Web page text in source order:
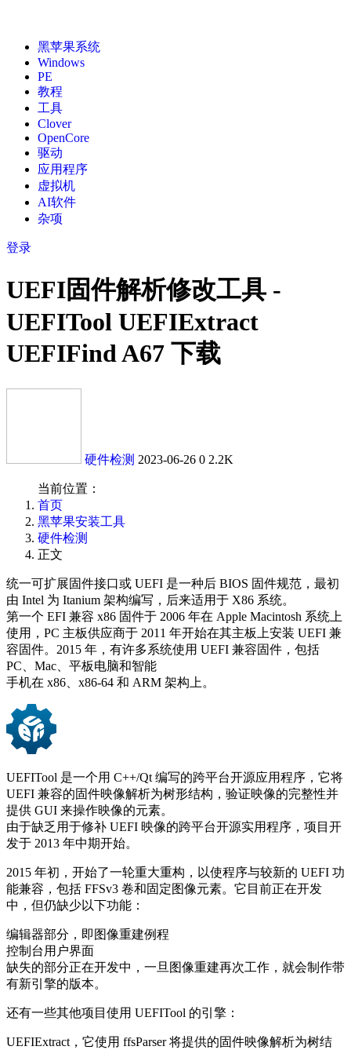
黑苹果系统
Windows
PE
教程
工具
Clover
OpenCore
驱动
应用程序
虚拟机
AI软件
杂项
登录
UEFI固件解析修改工具 -
UEFITool UEFIExtract
UEFIFind A67 下载
硬件检测 2023-06-26 0 2.2K
当前位置：
首页
黑苹果安装工具
硬件检测
正文
统一可扩展固件接口或 UEFI 是一种后 BIOS 固件规范，最初
由 Intel 为 Itanium 架构编写，后来适用于 X86 系统。
第一个 EFI 兼容 x86 固件于 2006 年在 Apple Macintosh 系统上
使用，PC 主板供应商于 2011 年开始在其主板上安装 UEFI 兼
容固件。2015 年，有许多系统使用 UEFI 兼容固件，包括
PC、Mac、平板电脑和智能
手机在 x86、x86-64 和 ARM 架构上。
UEFITool 是一个用 C++/Qt 编写的跨平台开源应用程序，它将
UEFI 兼容的固件映像解析为树形结构，验证映像的完整性并
提供 GUI 来操作映像的元素。
由于缺乏用于修补 UEFI 映像的跨平台开源实用程序，项目开
发于 2013 年中期开始。
2015 年初，开始了一轮重大重构，以使程序与较新的 UEFI 功
能兼容，包括 FFSv3 卷和固定图像元素。它目前正在开发
中，但仍缺少以下功能：
编辑器部分，即图像重建例程
控制台用户界面
缺失的部分正在开发中，一旦图像重建再次工作，就会制作带
有新引擎的版本。
还有一些其他项目使用 UEFITool 的引擎：
UEFIExtract，它使用 ffsParser 将提供的固件映像解析为树结